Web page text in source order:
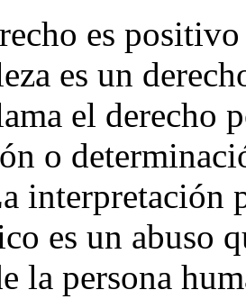
es
es un
el derecho
o
interpretación
es un abuso
la persona